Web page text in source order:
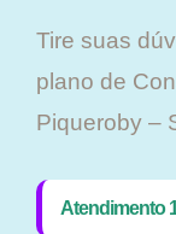
Tire suas
plano ​de
Piqueroby –
Atendimento